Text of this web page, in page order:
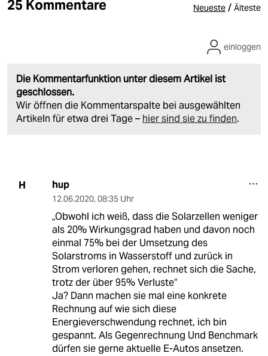
25 Kommentare Neueste / Älteste
Die Kommentarfunktion unter diesem Artikel ist
geschlossen.
Wir öffnen die Kommentarspalte bei ausgewählten
Artikeln für etwa drei Tage – hier sind sie zu finden.
einloggen
H hup
12.06.2020, 08:35 Uhr
„Obwohl ich weiß, dass die Solarzellen weniger
als 20% Wirkungsgrad haben und davon noch
einmal 75% bei der Umsetzung des
Solarstroms in Wasserstoff und zurück in
Strom verloren gehen, rechnet sich die Sache,
trotz der über 95% Verluste“
Ja? Dann machen sie mal eine konkrete
Rechnung auf wie sich diese
Energieverschwendung rechnet, ich bin
gespannt. Als Gegenrechnung Und Benchmark
dürfen sie gerne aktuelle E-Autos ansetzen.